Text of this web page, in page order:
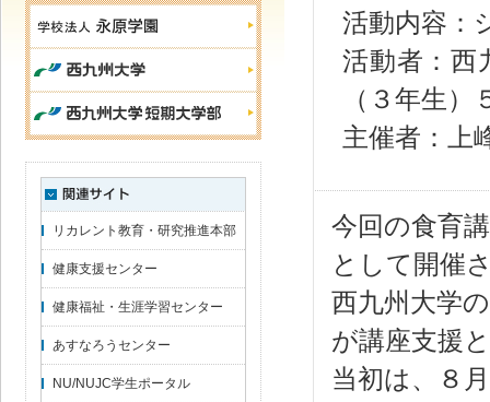
リカレント教育・研究推進本部
健康支援センター
健康福祉・生涯学習センター
あすなろうセンター
NU/NUJC学生ポータル
活動内容：
活動者：
（３年生）
主催者：上
今回の食育
として開催
西九州大学
が講座支援
当初は、８